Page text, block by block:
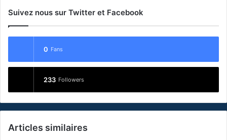
Suivez nous sur Twitter et Facebook
0 Fans
233 Followers
Articles similaires